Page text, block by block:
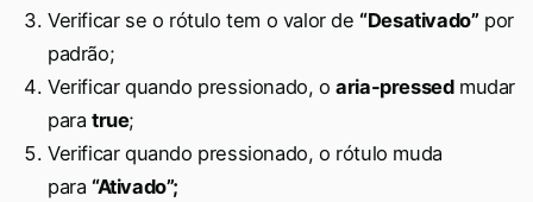
Verificar se o rótulo tem o valor de “Desativado” por
padrão;
Verificar quando pressionado, oaria-pressedmudar
para true;
Verificar quando pressionado, o rótulo muda
para “Ativado”;